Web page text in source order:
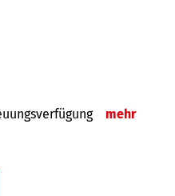
mehr